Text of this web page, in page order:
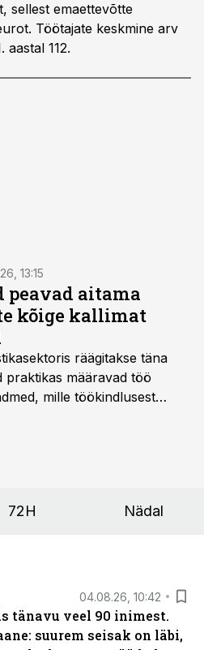
sellest emaettevõtte
Töötajate keskmine arv
aastal 112.
13:15
peavad aitama
kõige kallimat
räägitakse täna
praktikas määravad töö
mille töökindlusest
72H Nädal
04.08.26, 10:42
tänavu veel 90 inimest.
suurem seisak on läbi,